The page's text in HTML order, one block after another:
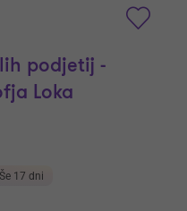
podjetij -
Loka
Še 17 dni